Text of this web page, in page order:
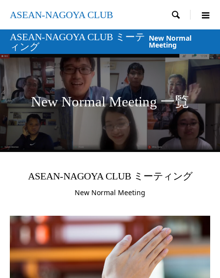
ASEAN-NAGOYA CLUB 
ASEAN-NAGOYA CLUB ミーテ
ィング
New Normal
Meeting
New Normal Meeting 一覧
ASEAN-NAGOYA CLUB ミーティング
New Normal Meeting